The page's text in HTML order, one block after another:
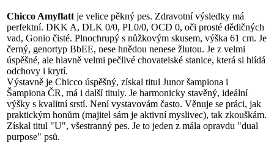
Chicco Amyflatt je velice pěkný pes. Zdravotní výsledky má
perfektní. DKK A, DLK 0/0, PL0/0, OCD 0, oči prosté dědičných
vad, Gonio čisté. Plnochrupý s nůžkovým skusem, výška 61 cm. Je
černý, genortyp BbEE, nese hnědou nenese žlutou. Je z velmi
úspěšné, ale hlavně velmi pečlivé chovatelské stanice, která si hlídá
odchovy i krytí.
Výstavně je Chicco úspěšný, získal titul Junor šampiona i
Šampiona ČR, má i další tituly. Je harmonicky stavěný, ideální
výšky s kvalitní srstí. Není vystavovám často. Věnuje se práci, jak
praktickým honům (majitel sám je aktivní myslivec), tak zkouškám.
Získal titul "U", všestranný pes. Je to jeden z mála opravdu "dual
purpose" psů.